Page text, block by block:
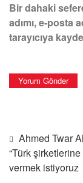
Bir dahaki
adımı, e-posta
tarayıcıya
Ahmed Twar
“Türk
vermek istiyoruz